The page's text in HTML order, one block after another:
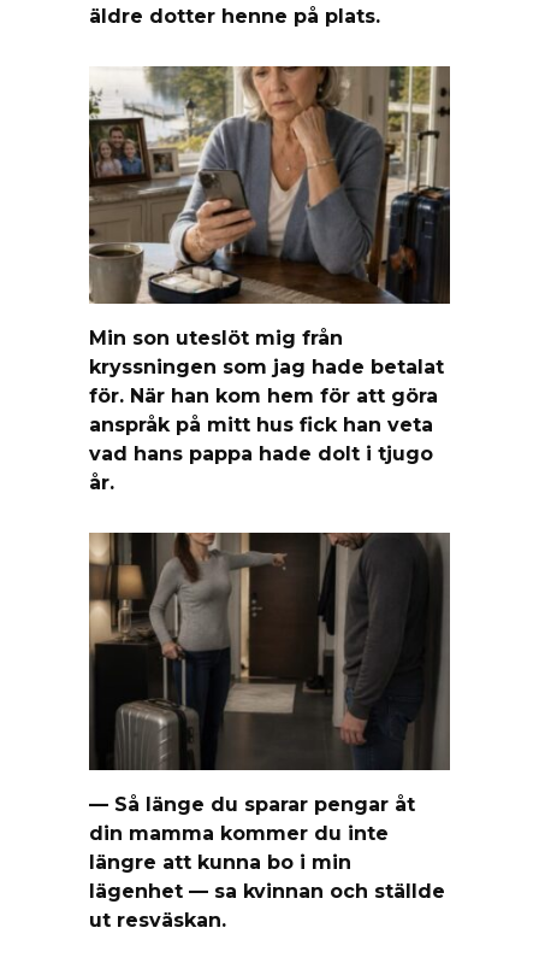
äldre dotter henne på plats.
Min son uteslöt mig från
kryssningen som jag hade betalat
för. När han kom hem för att göra
anspråk på mitt hus fick han veta
vad hans pappa hade dolt i tjugo
år.
— Så länge du sparar pengar åt
din mamma kommer du inte
längre att kunna bo i min
lägenhet — sa kvinnan och ställde
ut resväskan.